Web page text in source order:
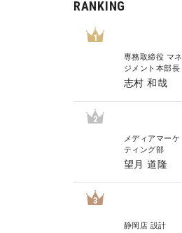
RANKING
1
専務取締役 マネ
ジメント本部長
志村 和哉
2
メディアマーケ
ティング部
望月 道隆
3
静岡店 設計